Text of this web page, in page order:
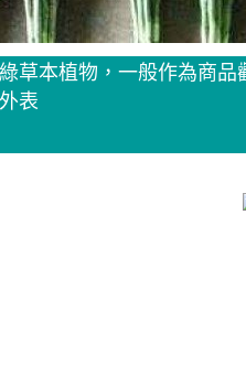
草本植物，一般作為商
表